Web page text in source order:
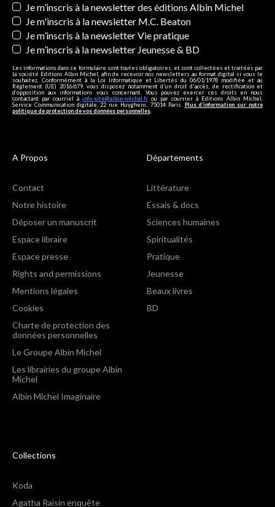
Newsletters
Je m’inscris à la newsletter des éditions Albin Michel
Je m'inscris à la newsletter M.C. Beaton
Je m’inscris à la newsletter Vie pratique
Je m’inscris à la newsletter Jeunesse & BD
Les informations dans ce formulaire sont toutes obligatoires, et sont collectées et traitées par
la société Editions Albin Michel, afin de recevoir nos newsletters au format digital si vous le
souhaitez. Conformément à la Loi Informatique et Libertés du 06/01/1978 modifiée et au
Règlement (UE) 2016/679, vous disposez notamment d'un droit d'accès, de rectification et
d’opposition aux informations vous concernant. Vous pouvez exercer ces droits en nous
contactant par courriel à info-site@albin-michel.fr ou par courrier à Editions Albin Michel,
Service Communication digitale, 22 rue Huyghens, 75014 Paris. Plus d’information sur notre
politique de protection de vos données personnelles
A Propos
Contact
Notre histoire
Déposer un manuscrit
Espace libraire
Espace presse
Rights and permissions
Mentions légales
Cookies
Charte de protection des
données personnelles
Le Groupe Albin Michel
Les librairies du groupe Albin
Michel
Albin Michel Imaginaire
Départements
Littérature
Essais & docs
Sciences humaines
Spiritualités
Pratique
Jeunesse
Beaux livres
BD
Collections
Koda
Agatha Raisin enquête